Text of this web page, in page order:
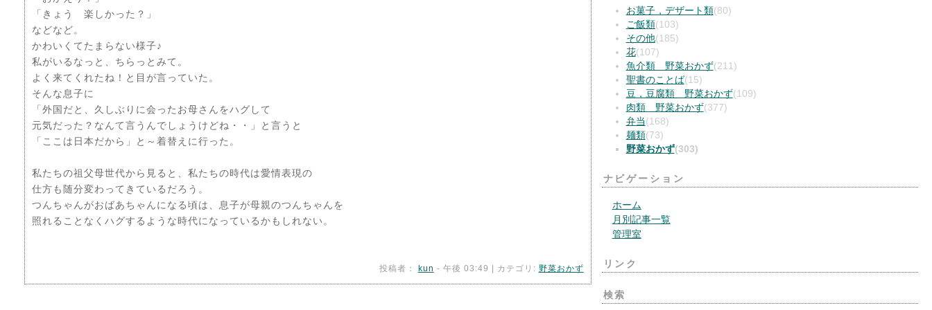
「きょう 楽しかった？」
などなど。
かわいくてたまらない様子♪
私がいるなっと、ちらっとみて。
よく来てくれたね！と目が言っていた。
そんな息子に
「外国だと、久しぶりに会ったお母さんをハグして
元気だった？なんて言うんでしょうけどね・・」と言うと
「ここは日本だから」と～着替えに行った。
私たちの祖父母世代から見ると、私たちの時代は愛情表現の
仕方も随分変わってきているだろう。
つんちゃんがおばあちゃんになる頃は、息子が母親のつんちゃんを
照れることなくハグするような時代になっているかもしれない。
投稿者： kun - 午後 03:49 | カテゴリ: 野菜おかず
お菓子，デザート類(80)
ご飯類(103)
その他(185)
花(107)
魚介類 野菜おかず(211)
聖書のことば(15)
豆，豆腐類 野菜おかず(109)
肉類 野菜おかず(377)
弁当 (168)
麺類(73)
野菜おかず(303)
ナビゲーション
ホーム
月別記事一覧
管理室
リンク
検索